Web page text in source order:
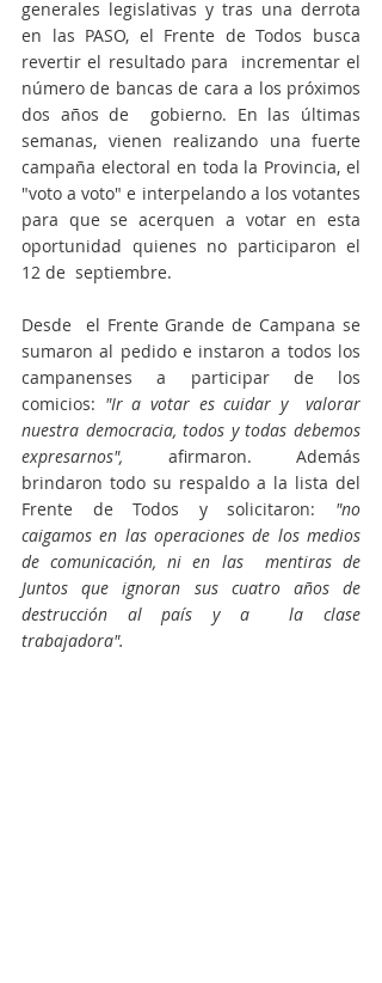
generales legislativas y tras una derrota
en las PASO, el Frente de Todos busca
revertir el resultado para  incrementar el
número de bancas de cara a los próximos
dos años de  gobierno. En las últimas
semanas, vienen realizando una fuerte
campaña electoral en toda la Provincia, el
"voto a voto" e interpelando a los votantes
para que se acerquen a votar en esta
oportunidad quienes no participaron el
12 de  septiembre.
Desde  el Frente Grande de Campana se
sumaron al pedido e instaron a todos los
campanenses a participar de los
comicios: "Ir a votar es cuidar y  valorar
nuestra democracia, todos y todas debemos
expresarnos", afirmaron. Además
brindaron todo su respaldo a la lista del
Frente de Todos y solicitaron: "no
caigamos en las operaciones de los medios
de comunicación, ni en las  mentiras de
Juntos que ignoran sus cuatro años de
destrucción al país y a  la clase
trabajadora".